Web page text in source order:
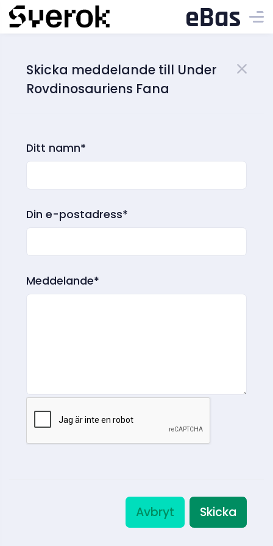
Skicka meddelande till Under
Rovdinosauriens Fana
Ditt namn*
Din e-postadress*
Meddelande*
Avbryt